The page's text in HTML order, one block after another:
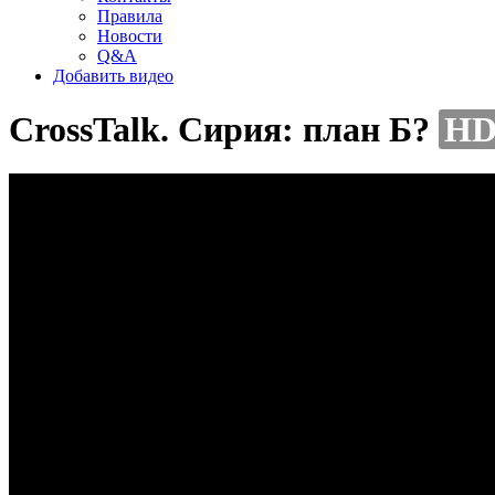
Правила
Новости
Q&A
Добавить видео
CrossTalk. Сирия: план Б?